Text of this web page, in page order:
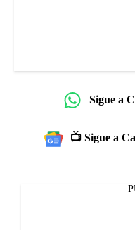
Sigue a
📺 Sigue a